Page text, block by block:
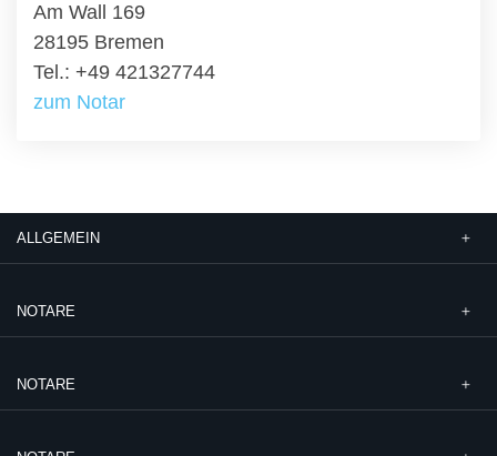
Am Wall 169
28195 Bremen
Tel.: +49 421327744
zum Notar
ALLGEMEIN
NOTARE
NOTARE